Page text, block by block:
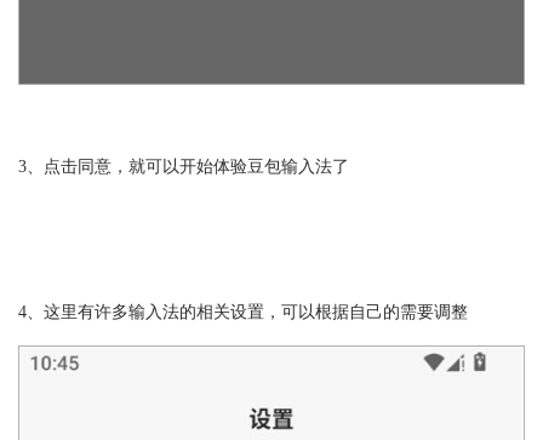
3、点击同意，就可以开始体验豆包输入法了
4、这里有许多输入法的相关设置，可以根据自己的需要调整